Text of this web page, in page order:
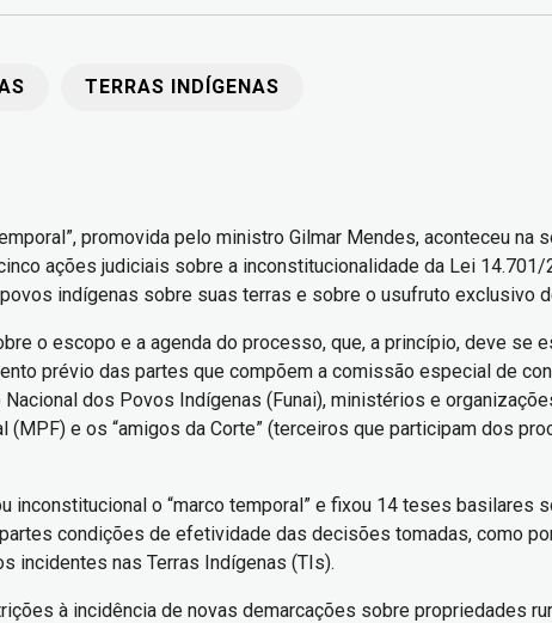
TERRAS INDÍGENAS
promovida pelo ministro Gilmar Mendes, aconteceu na
ações judiciais sobre a inconstitucionalidade da Lei
indígenas sobre suas terras e sobre o usufruto exclusivo
o escopo e a agenda do processo, que, a princípio, deve se
prévio das partes que compõem a comissão especial de
Nacional dos Povos Indígenas (Funai), ministérios e
e os “amigos da Corte” (terceiros que participam dos
inconstitucional o “marco temporal” e fixou 14 teses basilares
condições de efetividade das decisões tomadas, como
incidentes nas Terras Indígenas (TIs).
à incidência de novas demarcações sobre propriedades